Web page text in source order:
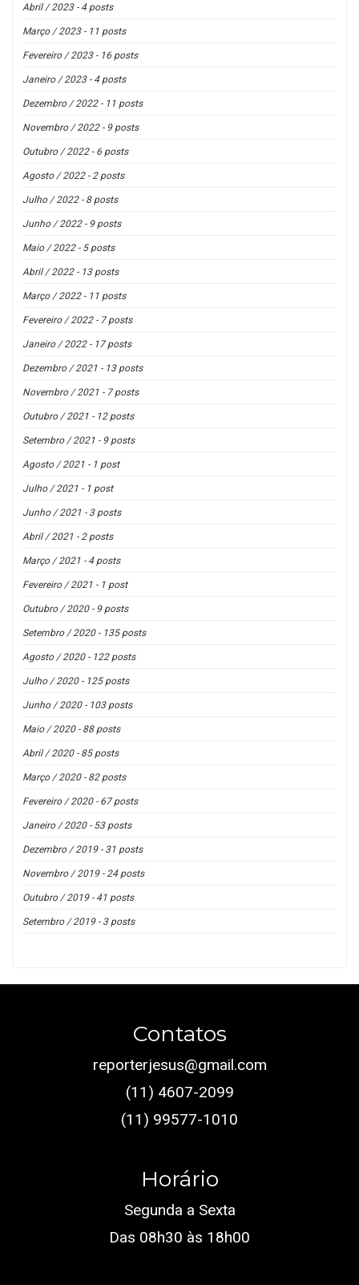
Abril / 2023 - 4 posts
Março / 2023 - 11 posts
Fevereiro / 2023 - 16 posts
Janeiro / 2023 - 4 posts
Dezembro / 2022 - 11 posts
Novembro / 2022 - 9 posts
Outubro / 2022 - 6 posts
Agosto / 2022 - 2 posts
Julho / 2022 - 8 posts
Junho / 2022 - 9 posts
Maio / 2022 - 5 posts
Abril / 2022 - 13 posts
Março / 2022 - 11 posts
Fevereiro / 2022 - 7 posts
Janeiro / 2022 - 17 posts
Dezembro / 2021 - 13 posts
Novembro / 2021 - 7 posts
Outubro / 2021 - 12 posts
Setembro / 2021 - 9 posts
Agosto / 2021 - 1 post
Julho / 2021 - 1 post
Junho / 2021 - 3 posts
Abril / 2021 - 2 posts
Março / 2021 - 4 posts
Fevereiro / 2021 - 1 post
Outubro / 2020 - 9 posts
Setembro / 2020 - 135 posts
Agosto / 2020 - 122 posts
Julho / 2020 - 125 posts
Junho / 2020 - 103 posts
Maio / 2020 - 88 posts
Abril / 2020 - 85 posts
Março / 2020 - 82 posts
Fevereiro / 2020 - 67 posts
Janeiro / 2020 - 53 posts
Dezembro / 2019 - 31 posts
Novembro / 2019 - 24 posts
Outubro / 2019 - 41 posts
Setembro / 2019 - 3 posts
Contatos
reporterjesus@gmail.com
(11) 4607-2099
(11) 99577-1010
Horário
Segunda a Sexta
Das 08h30 às 18h00